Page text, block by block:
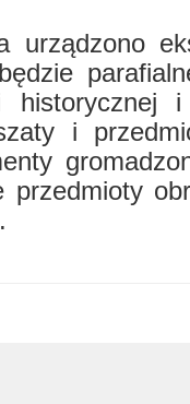
urządzono
historycznej
i
przedmioty